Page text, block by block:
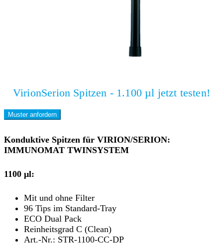
VirionSerion Spitzen - 1.100 µl jetzt testen!
Muster anfordern
Konduktive Spitzen für VIRION/SERION:
IMMUNOMAT TWINSYSTEM
1100 µl:
Mit und ohne Filter
96 Tips im Standard-Tray
ECO Dual Pack
Reinheitsgrad C (Clean)
Art.-Nr.: STR-1100-CC-DP